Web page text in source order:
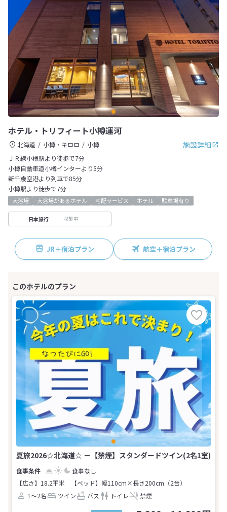
ホテル・トリフィート小樽運河
施設詳細
北海道 小樽・キロロ
小樽
ＪＲ線小樽駅より徒歩で7分
小樽自動車道小樽インターより5分
新千歳空港より列車で85分
小樽駅より徒歩で7分
大浴場 大浴場があるホテル 宅配サービス ホテル 駐車場有り
日本旅行 収集中
JR＋宿泊プラン 航空＋宿泊プラン
夏旅2026☆北海道☆ －【禁煙】スタンダードツイン(2名1室)
食事なし
【広さ】18.2平米
【ベッド】幅110cm×長さ200cm（2台）
1～2名
ツイン バス トイレ 禁煙